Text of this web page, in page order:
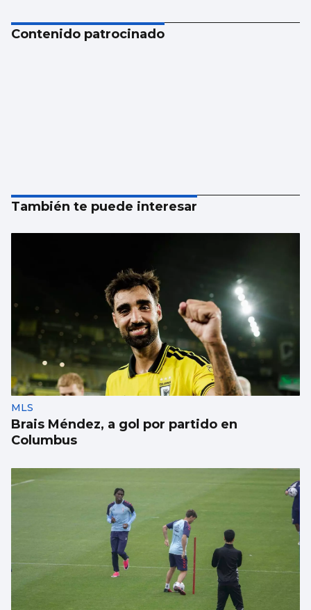
Contenido patrocinado
También te puede interesar
MLS
Brais Méndez, a gol por partido en
Columbus